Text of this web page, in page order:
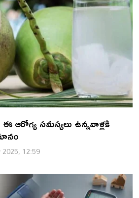
ఆరోగ్య సమస్యలు ఉన్నవాళ్లకి
12:59